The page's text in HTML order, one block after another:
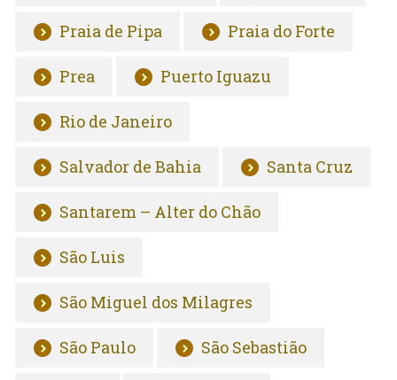
Praia de Pipa Praia do Forte
Prea Puerto Iguazu
Rio de Janeiro
Salvador de Bahia Santa Cruz
Santarem – Alter do Chão
São Luis
São Miguel dos Milagres
São Paulo São Sebastião